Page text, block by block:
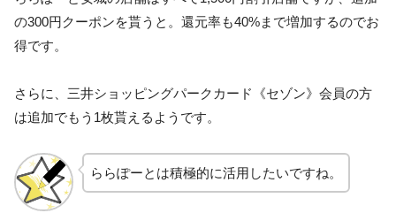
の300円クーポンを貰うと。還元率も40%まで増加するのでお
得です。
さらに、三井ショッピングパークカード《セゾン》会員の方
は追加でもう1枚貰えるようです。
ららぽーとは積極的に活用したいですね。